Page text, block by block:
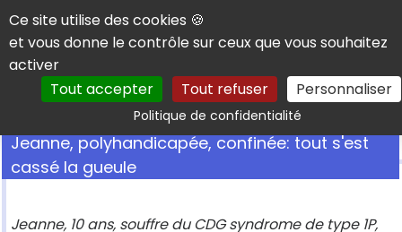
Panneau de gestion des cookies
Ce site utilise des cookies 🍪
et vous donne le contrôle sur ceux que vous souhaitez
activer
Tout accepter
Tout refuser Personnaliser
Politique de confidentialitéRechercher
Jeanne, polyhandicapée, confinée: tout s'est
cassé la gueule
Jeanne, 10 ans, souffre du CDG syndrome de type 1P,